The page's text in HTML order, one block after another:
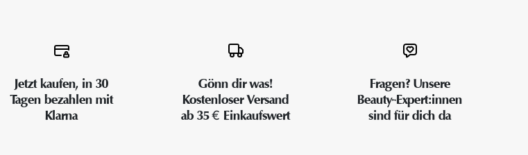
Jetzt kaufen, in 30
Tagen bezahlen mit
Klarna
Gönn dir was!
Kostenloser Versand
ab 35 € Einkaufswert
Fragen? Unsere
Beauty-Expert:innen
sind für dich da